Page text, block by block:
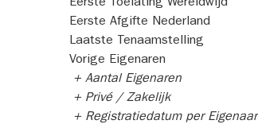
Eerste Toelating Wereldwijd
Eerste Afgifte Nederland
Laatste Tenaamstelling
Vorige Eigenaren
+ Aantal Eigenaren
+ Privé / Zakelijk
+ Registratiedatum per Eigenaar